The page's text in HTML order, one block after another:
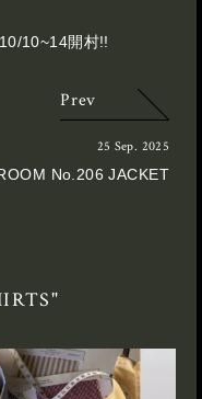
10~14開村!!
Prev
25 Sep. 2025
No.206 JACKET